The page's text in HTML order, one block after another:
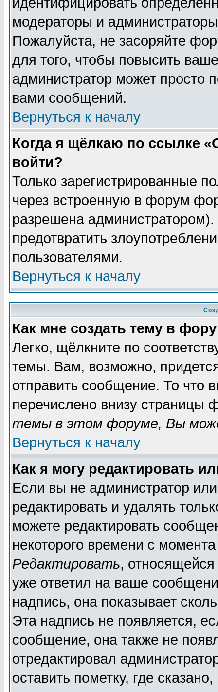
модераторы и
Пожалуйста, не засоряйте
для того, чтобы повысить
администратор может просто
вами сообщений.
Вернуться к началу
Когда я щёлкаю по ссылке
войти?
Только зарегистрированные
через встроенную в форум
разрешена
предотвратить
пользователями.
Вернуться к началу
Как мне создать тему в
Легко, щёлкните по
темы. Вам, возможно,
отправить сообщение. То что
перечислено внизу страницы
темы в этом форуме, Вы
Вернуться к началу
Как я могу редактировать
Если вы не администратор
редактировать и удалять
можете редактировать
некоторого времени с
Редактировать,
уже ответил на ваше
надпись, она показывает
Эта надпись не появляется,
сообщение, она также не
отредактировал
оставить пометку, где